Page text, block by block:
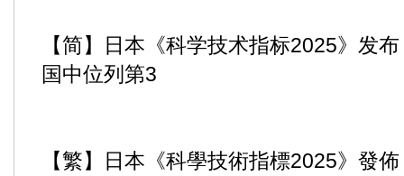
【简】日本《科学技术指标2025》发
国中位列第3
【繁】日本《科學技術指標2025》發